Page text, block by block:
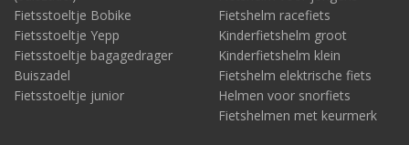
Fietsstoeltje Bobike
Fietsstoeltje Yepp
Fietsstoeltje bagagedrager
Buiszadel
Fietsstoeltje junior
Fietshelm racefiets
Kinderfietshelm groot
Kinderfietshelm klein
Fietshelm elektrische fiets
Helmen voor snorfiets
Fietshelmen met keurmerk